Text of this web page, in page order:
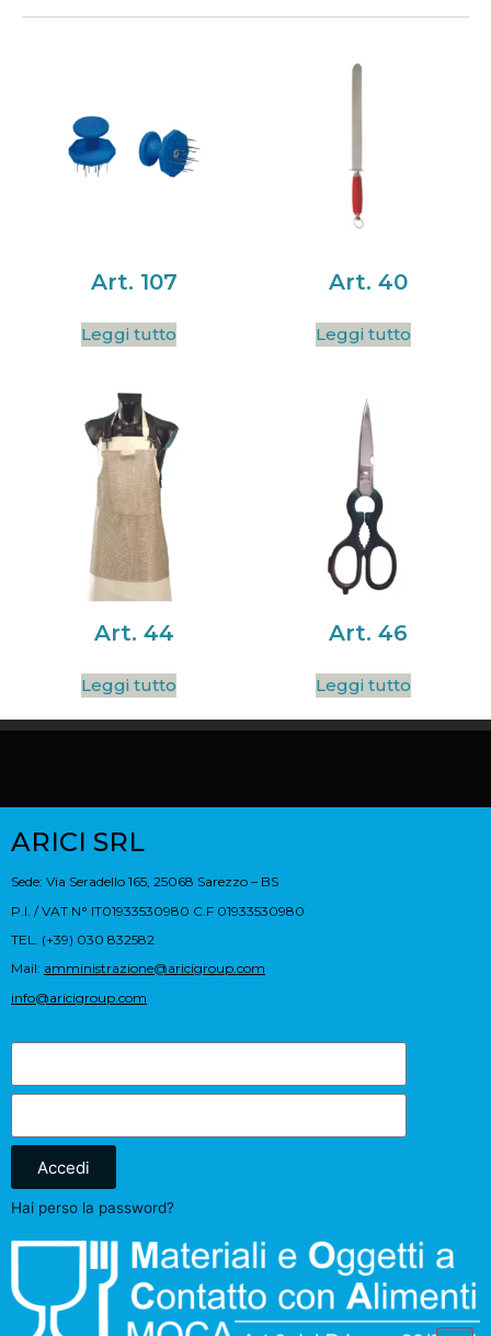
Art. 107
Leggi tutto
Art. 40
Leggi tutto
Art. 44
Leggi tutto
Art. 46
Leggi tutto
ARICI SRL
Sede: Via Seradello 165, 25068 Sarezzo – BS
P.I. / VAT N° IT01933530980 C.F 01933530980
TEL. (+39) 030 832582
Mail: amministrazione@aricigroup.com
info@aricigroup.com
Accedi
Hai perso la password?